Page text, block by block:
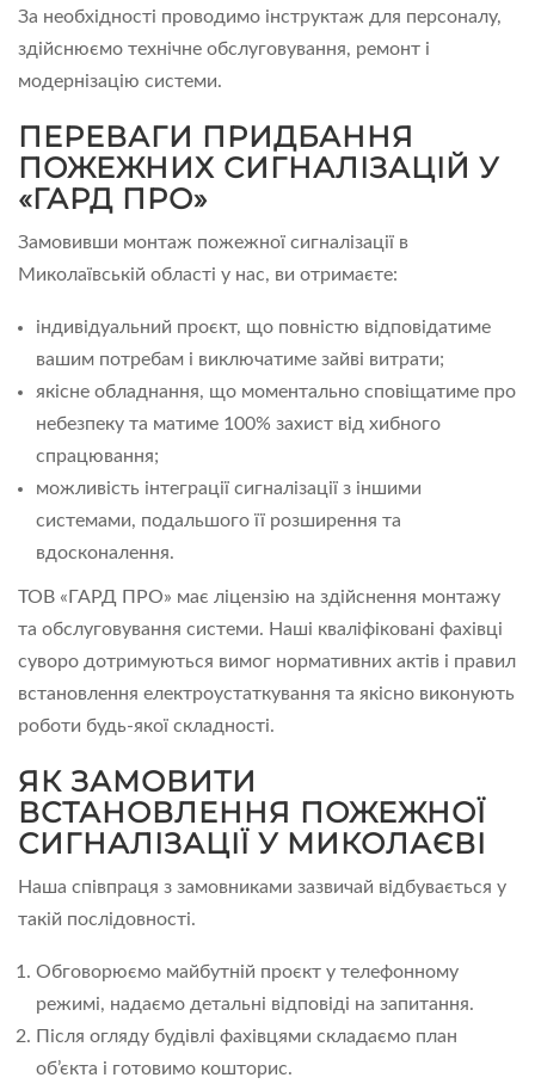
За необхідності проводимо інструктаж для персоналу,
здійснюємо технічне обслуговування, ремонт і
модернізацію системи.
ПЕРЕВАГИ ПРИДБАННЯ
ПОЖЕЖНИХ СИГНАЛІЗАЦІЙ У
«ГАРД ПРО»
Замовивши монтаж пожежної сигналізації в
Миколаївській області у нас, ви отримаєте:
індивідуальний проєкт, що повністю відповідатиме
вашим потребам і виключатиме зайві витрати;
якісне обладнання, що моментально сповіщатиме про
небезпеку та матиме 100% захист від хибного
спрацювання;
можливість інтеграції сигналізації з іншими
системами, подальшого її розширення та
вдосконалення.
ТОВ «ГАРД ПРО» має ліцензію на здійснення монтажу
та обслуговування системи. Наші кваліфіковані фахівці
суворо дотримуються вимог нормативних актів і правил
встановлення електроустаткування та якісно виконують
роботи будь-якої складності.
ЯК ЗАМОВИТИ
ВСТАНОВЛЕННЯ ПОЖЕЖНОЇ
СИГНАЛІЗАЦІЇ У МИКОЛАЄВІ
Наша співпраця з замовниками зазвичай відбувається у
такій послідовності.
Обговорюємо майбутній проєкт у телефонному
режимі, надаємо детальні відповіді на запитання.
Після огляду будівлі фахівцями складаємо план
об’єкта і готовимо кошторис.